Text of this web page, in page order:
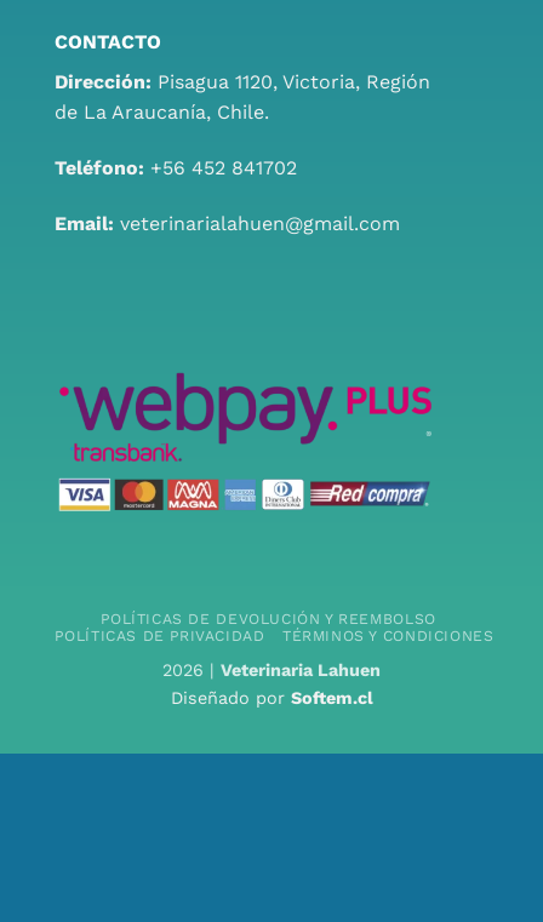
CONTACTO
Dirección: Pisagua 1120, Victoria, Región
de La Araucanía, Chile.
Teléfono: +56 452 841702
Email: veterinarialahuen@gmail.com
POLÍTICAS DE DEVOLUCIÓN Y REEMBOLSO
POLÍTICAS DE PRIVACIDAD
TÉRMINOS Y CONDICIONES
2026 | Veterinaria Lahuen
Diseñado por Softem.cl